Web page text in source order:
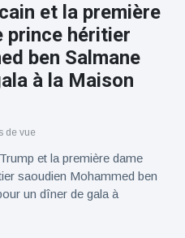
et la première
prince héritier
ben Salmane
à la Maison
de vue
et la première dame
saoudien Mohammed ben
un dîner de gala à